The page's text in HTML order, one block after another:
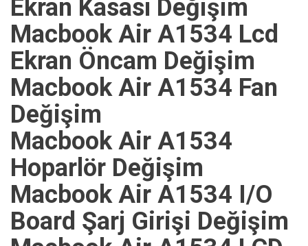
Ekran Kasası Değişim
Macbook Air A1534 Lcd
Ekran Öncam Değişim
Macbook Air A1534 Fan
Değişim
Macbook Air A1534
Hoparlör Değişim
Macbook Air A1534 I/O
Board Şarj Girişi Değişim